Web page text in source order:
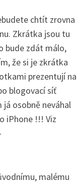
chtít zrovna
Zkrátka jsou tu
bude zdát málo,
že si je zkrátka
prezentují na
blogovací síť
já osobně neváhal
iPhone !!! Viz
malému